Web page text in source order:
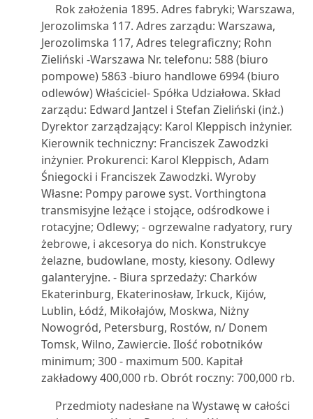
Rok założenia 1895. Adres fabryki; Warszawa,
Jerozolimska 117. Adres zarządu: Warszawa,
Jerozolimska 117, Adres telegraficzny; Rohn
Zieliński -Warszawa Nr. telefonu: 588 (biuro
pompowe) 5863 -biuro handlowe 6994 (biuro
odlewów) Właściciel- Spółka Udziałowa. Skład
zarządu: Edward Jantzel i Stefan Zieliński (inż.)
Dyrektor zarządzający: Karol Kleppisch inżynier.
Kierownik techniczny: Franciszek Zawodzki
inżynier. Prokurenci: Karol Kleppisch, Adam
Śniegocki i Franciszek Zawodzki. Wyroby
Własne: Pompy parowe syst. Vorthingtona
transmisyjne leżące i stojące, odśrodkowe i
rotacyjne; Odlewy; - ogrzewalne radyatory, rury
żebrowe, i akcesorya do nich. Konstrukcye
żelazne, budowlane, mosty, kiesony. Odlewy
galanteryjne. - Biura sprzedaży: Charków
Ekaterinburg, Ekaterinosław, Irkuck, Kijów,
Lublin, Łódź, Mikołajów, Moskwa, Niżny
Nowogród, Petersburg, Rostów, n/ Donem
Tomsk, Wilno, Zawiercie. Ilość robotników
minimum; 300 - maximum 500. Kapitał
zakładowy 400,000 rb. Obrót roczny: 700,000 rb.
Przedmioty nadesłane na Wystawę w całości